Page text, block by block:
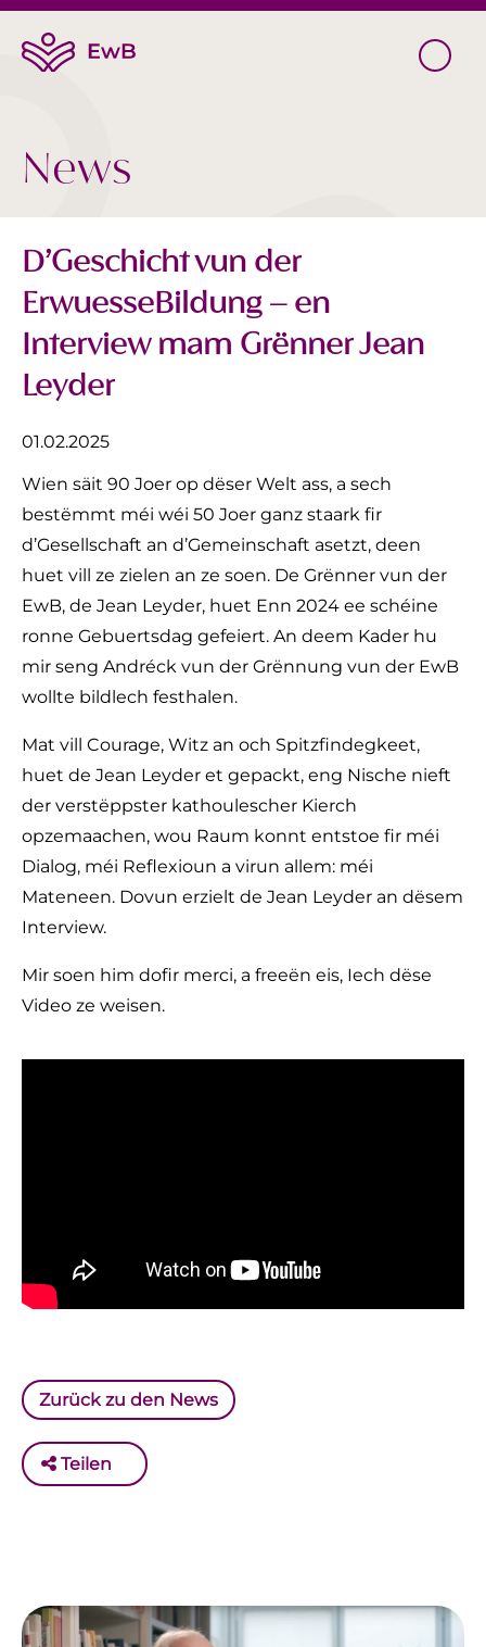
News
D’Geschicht vun der
ErwuesseBildung – en
Interview mam Grënner Jean
Leyder
01.02.2025
Wien säit 90 Joer op dëser Welt ass, a sech
bestëmmt méi wéi 50 Joer ganz staark fir
d’Gesellschaft an d’Gemeinschaft asetzt, deen
huet vill ze zielen an ze soen. De Grënner vun der
EwB, de Jean Leyder, huet Enn 2024 ee schéine
ronne Gebuertsdag gefeiert. An deem Kader hu
mir seng Andréck vun der Grënnung vun der EwB
wollte bildlech festhalen.
Mat vill Courage, Witz an och Spitzfindegkeet,
huet de Jean Leyder et gepackt, eng Nische nieft
der verstëppster kathoulescher Kierch
opzemaachen, wou Raum konnt entstoe fir méi
Dialog, méi Reflexioun a virun allem: méi
Mateneen. Dovun erzielt de Jean Leyder an dësem
Interview.
Mir soen him dofir merci, a freeën eis, Iech dëse
Video ze weisen.
Zurück zu den News
Teilen